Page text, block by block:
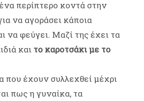
περίπτερο κοντά στην
να αγοράσει κάποια
να φεύγει. Μαζί της έχει τα
και το καροτσάκι με το
που έχουν συλλεχθεί μέχρι
πως η γυναίκα, τα